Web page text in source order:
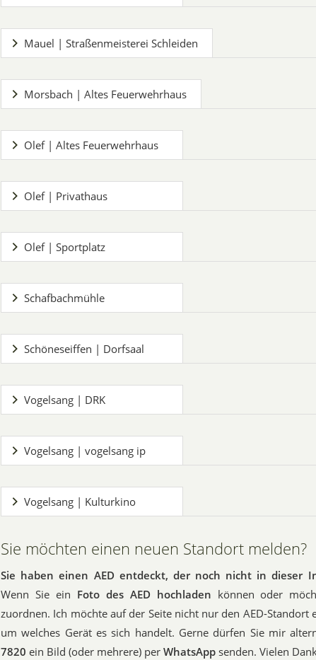
Mauel | Straßenmeisterei Schleiden
Morsbach | Altes Feuerwehrhaus
Olef | Altes Feuerwehrhaus
Olef | Privathaus
Olef | Sportplatz
Schafbachmühle
Schöneseiffen | Dorfsaal
Vogelsang | DRK
Vogelsang | vogelsang ip
Vogelsang | Kulturkino
Sie möchten einen neuen Standort melden?
Sie haben einen AED entdeckt, der noch nicht in dieser
Wenn Sie ein Foto des AED hochladen können oder
zuordnen. Ich möchte auf der Seite nicht nur den AED-Standort
um welches Gerät es sich handelt. Gerne dürfen Sie mir
7820 ein Bild (oder mehrere) per WhatsApp senden. Vielen